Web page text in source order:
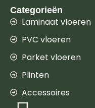
Categorieën
Laminaat vloeren
PVC vloeren
Parket vloeren
Plinten
Accessoires